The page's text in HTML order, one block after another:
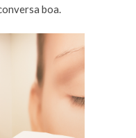
boa.